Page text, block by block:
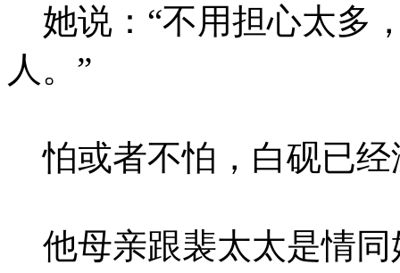
她说：“不用担心太多
人。”
怕或者不怕，白砚已经
他母亲跟裴太太是情同